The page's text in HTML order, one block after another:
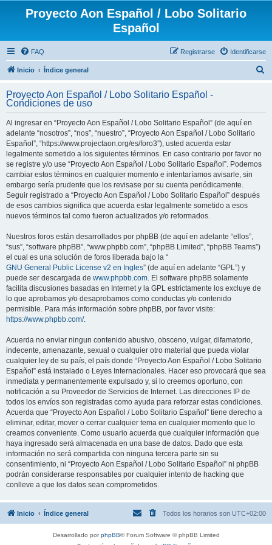
Proyecto Aon Español / Lobo Solitario
Español
FAQ Identificarse
Registrarse
Inicio Índice general
c
Proyecto Aon Español / Lobo Solitario Español -
Condiciones de uso
Al ingresar en “Proyecto Aon Español / Lobo Solitario Español” (de aquí en
adelante “nosotros”, “nos”, “nuestro”, “Proyecto Aon Español / Lobo Solitario
Español”, “https://www.projectaon.org/es/foro3”), usted acuerda estar
legalmente sometido a los siguientes términos. En caso contrario por favor no
se registre y/o use “Proyecto Aon Español / Lobo Solitario Español”. Podemos
cambiar estos términos en cualquier momento e intentaríamos avisarle, sin
embargo sería prudente que los revisase por su cuenta periódicamente.
Seguir registrado a “Proyecto Aon Español / Lobo Solitario Español” después
de esos cambios significa que acuerda estar legalmente sometido a esos
nuevos términos tal como fueron actualizados y/o reformados.
Nuestros foros están desarrollados por phpBB (de aquí en adelante “ellos”,
“sus”, “software phpBB”, “www.phpbb.com”, “phpBB Limited”, “phpBB Teams”)
el cual es una solución de foros liberada bajo la “
GNU General Public License v2 en Ingles” (de aquí en adelante “GPL”) y
puede ser descargada de www.phpbb.com. El software phpBB solamente
facilita discusiones basadas en Internet y la GPL estrictamente los excluye de
lo que aprobamos y/o desaprobamos como conductas y/o contenido
permisible. Para más información sobre phpBB, por favor visite:
https://www.phpbb.com/.
Acuerda no enviar ningun contenido abusivo, obsceno, vulgar, difamatorio,
indecente, amenazante, sexual o cualquier otro material que pueda violar
cualquier ley de su país, el país donde “Proyecto Aon Español / Lobo Solitario
Español” está instalado o Leyes Internacionales. Hacer eso provocará que sea
inmediata y permanentemente expulsado y, si lo creemos oportuno, con
notificación a su Proveedor de Servicios de Internet. Las direcciones IP de
todos los envíos son registradas como ayuda para reforzar estas condiciones.
Acuerda que “Proyecto Aon Español / Lobo Solitario Español” tiene derecho a
eliminar, editar, mover o cerrar cualquier tema en cualquier momento que lo
creamos conveniente. Como usuario acuerda que cualquier información que
haya ingresado será almacenada en una base de datos. Dado que esta
información no será compartida con ninguna tercera parte sin su
consentimiento, ni “Proyecto Aon Español / Lobo Solitario Español” ni phpBB
podrán considerarse responsables por cualquier intento de hacking que
conlleve a que los datos sean comprometidos.
Inicio Índice general Todos los horarios son UTC+02:00
Desarrollado porphpBB® Forum Software © phpBB Limited